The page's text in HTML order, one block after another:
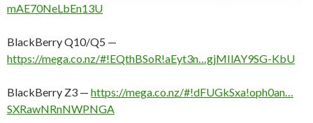
mAE70NeLbEn13U
BlackBerry Q10/Q5 —
https://mega.co.nz/#!EQthBSoR!aEyt3n…gjMIlAY9SG-KbU
BlackBerry Z3 — https://mega.co.nz/#!dFUGkSxa!oph0an…
SXRawNRnNWPNGA